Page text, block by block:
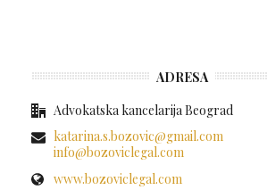
ADRESA
Advokatska kancelarija Beograd
katarina.s.bozovic@gmail.com
info@bozoviclegal.com
www.bozoviclegal.com